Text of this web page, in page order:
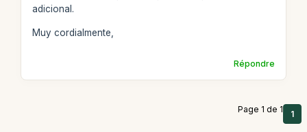
adicional.
Muy cordialmente,
Répondre
Page 1 de 1 1